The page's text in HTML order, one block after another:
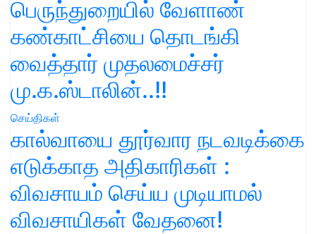
பெருந்துறையில் வேளாண்
கண்காட்சியை தொடங்கி
வைத்தார் முதலமைச்சர்
மு.க.ஸ்டாலின்..!!
செய்திகள்
கால்வாயை தூர்வார நடவடிக்கை
எடுக்காத அதிகாரிகள் :
விவசாயம் செய்ய முடியாமல்
விவசாயிகள் வேதனை!